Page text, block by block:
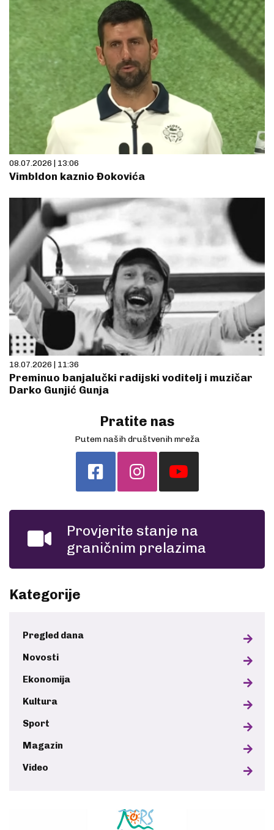
08.07.2026 | 13:06
Vimbldon kaznio Đokovića
18.07.2026 | 11:36
Preminuo banjalučki radijski voditelj i muzičar
Darko Gunjić Gunja
Pratite nas
Putem naših društvenih mreža
Provjerite stanje na
graničnim prelazima
Kategorije
Pregled dana
Novosti
Ekonomija
Kultura
Sport
Magazin
Video